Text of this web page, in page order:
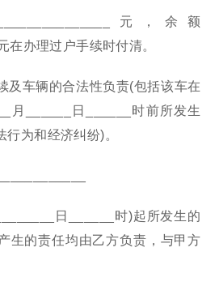
元，余额
在办理过户手续时付清。
及车辆的合法性负责(包括该车在
月______日______时前所发生
为和经济纠纷)。
日______时)起所发生的
生的责任均由乙方负责，与甲方